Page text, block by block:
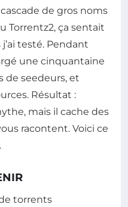
de gros noms
Torrentz2, ça sentait
j’ai testé. Pendant
une cinquantaine
de seedeurs, et
Résultat :
mais il cache des
racontent. Voici ce
torrents